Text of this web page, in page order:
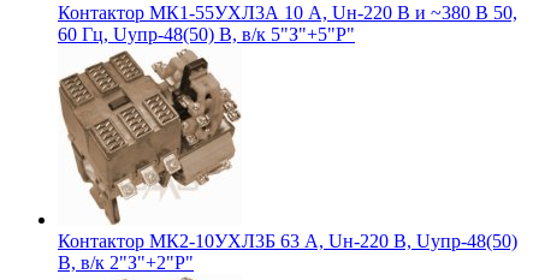
Контактор МК1-55УХЛ3А 10 А, Uн-220 В и ~380 В 50,
60 Гц, Uупр-48(50) В, в/к 5"З"+5"Р"
Контактор МК2-10УХЛ3Б 63 А, Uн-220 В, Uупр-48(50)
В, в/к 2"З"+2"Р"